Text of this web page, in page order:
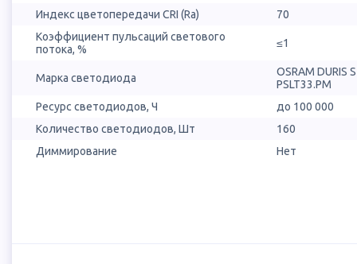
Индекс цветопередачи CRI (Ra)
70
Коэффициент пульсаций светового
потока, %
≤1
Марка светодиода
OSRAM DURIS
PSLT33.PM
Ресурс светодиодов, Ч
до 100 000
Количество светодиодов, Шт
160
Диммирование
Нет